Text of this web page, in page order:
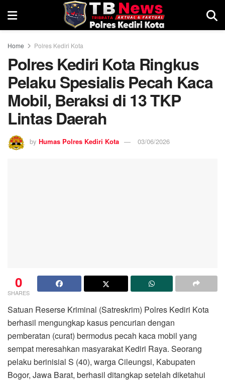
Home Polres Kediri Kota
Polres Kediri Kota Ringkus
Pelaku Spesialis Pecah Kaca
Mobil, Beraksi di 13 TKP
Lintas Daerah
by Humas Polres Kediri Kota 03/06/2026
0
SHARES
Satuan Reserse Kriminal (Satreskrim) Polres Kediri Kota
berhasil mengungkap kasus pencurian dengan
pemberatan (curat) bermodus pecah kaca mobil yang
sempat meresahkan masyarakat Kediri Raya. Seorang
pelaku berinisial S (40), warga Cileungsi, Kabupaten
Bogor, Jawa Barat, berhasil ditangkap setelah diketahui